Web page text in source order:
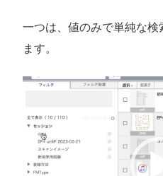
一つは、値のみで単純な検
ます。
動
プ